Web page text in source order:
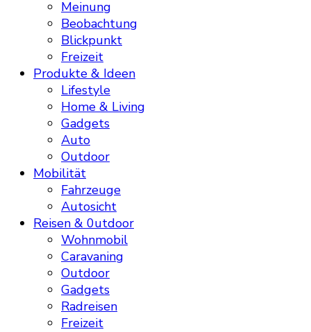
Meinung
Beobachtung
Blickpunkt
Freizeit
Produkte & Ideen
Lifestyle
Home & Living
Gadgets
Auto
Outdoor
Mobilität
Fahrzeuge
Autosicht
Reisen & 0utdoor
Wohnmobil
Caravaning
Outdoor
Gadgets
Radreisen
Freizeit